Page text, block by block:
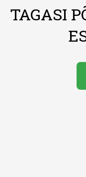
TAGASI